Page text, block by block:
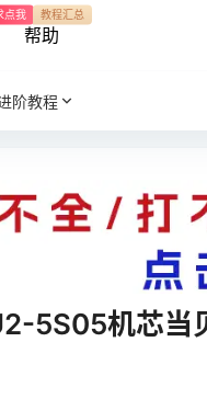
点我
帮助
教程汇总
阶教程
5S05机芯当